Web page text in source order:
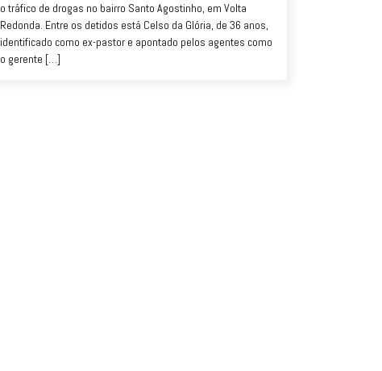
o tráfico de drogas no bairro Santo Agostinho, em Volta
Redonda. Entre os detidos está Celso da Glória, de 36 anos,
identificado como ex-pastor e apontado pelos agentes como
o gerente […]